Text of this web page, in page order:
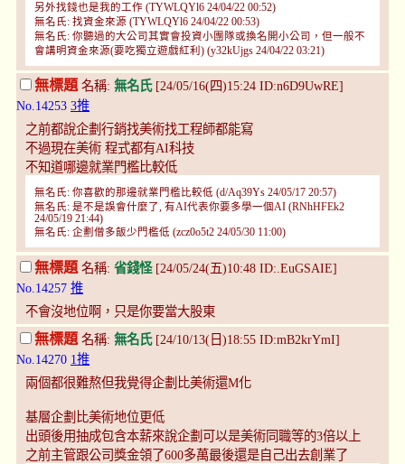
另外找錢也是我的工作 (TYWLQYl6 24/04/22 00:52)
無名氏: 找資金來源 (TYWLQYl6 24/04/22 00:53)
無名氏: 你聽過的大公司其實會投資小團隊或換名開小公司，但一般不
會講明資金來源(要吃獨立遊戲紅利) (y32kUjgs 24/04/22 03:21)
無標題名稱: 無名氏[24/05/16(四)15:24 ID:n6D9UwRE]
No.14253 3推
之前都說企劃行銷找美術找工程師都能寫
不過現在美術 程式都有AI科技
不知道哪邊就業門檻比較低
無名氏: 你喜歡的那邊就業門檻比較低 (d/Aq39Ys 24/05/17 20:57)
無名氏: 是不是誤會什麼了, 有AI代表你要多學一個AI (RNhHFEk2
24/05/19 21:44)
無名氏: 企劃僧多飯少門檻低 (zcz0o5t2 24/05/30 11:00)
無標題 名稱: 省錢怪[24/05/24(五)10:48 ID:.EuGSAIE]
No.14257 推
不會沒地位啊，只是你要當大股東
無標題 名稱: 無名氏[24/10/13(日)18:55 ID:mB2krYmI]
No.14270 1推
兩個都很難熬但我覺得企劃比美術還M化
基層企劃比美術地位更低
出頭後用抽成包含本薪來說企劃可以是美術同職等的3倍以上
之前主管跟公司獎金領了600多萬最後還是自己出去創業了